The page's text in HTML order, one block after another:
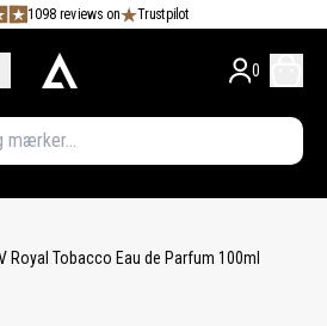
1098 reviews on Trustpilot
0
Royal Tobacco Eau de Parfum 100ml